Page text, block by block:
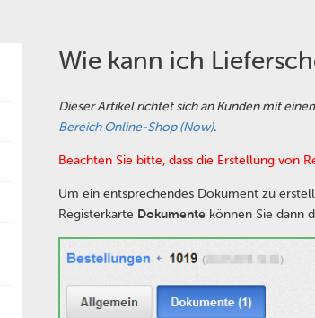
Wie kann ich
Dieser Artikel richtet sich an Kunden mit
Bereich Online-Shop (Now).
Beachten Sie bitte, dass die Erstellung von
Um ein entsprechendes Dokument zu
Registerkarte Dokumente können Sie dann